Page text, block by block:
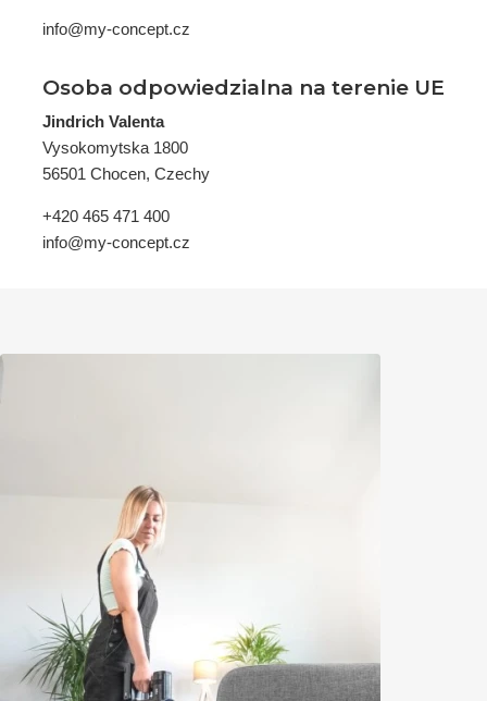
info@my-concept.cz
Osoba odpowiedzialna na terenie UE
Jindrich Valenta
Vysokomytska 1800
56501 Chocen, Czechy
+420 465 471 400
info@my-concept.cz